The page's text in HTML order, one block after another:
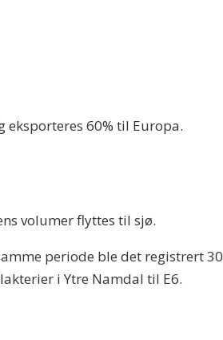
60% til Europa.
volumer flyttes til sjø.
periode ble det registrert 30
i Ytre Namdal til E6.